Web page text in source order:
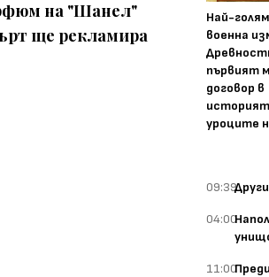
на "Шанел"
ще рекламира
Най-
военна
първият
договор в
уроците
09:39
04:00
11:00